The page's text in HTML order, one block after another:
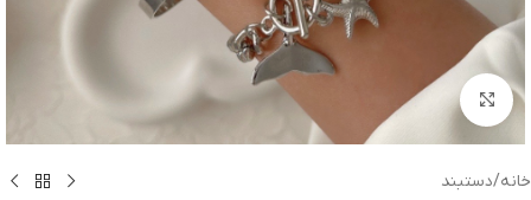
بزرگنمایی تصویر
خانه/دستبند